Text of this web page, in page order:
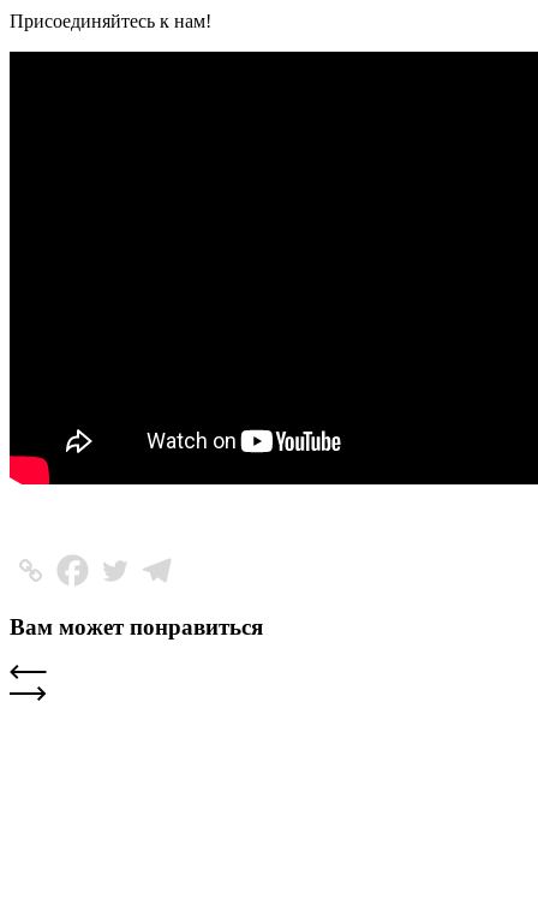
Присоединяйтесь к нам!
Вам может понравиться